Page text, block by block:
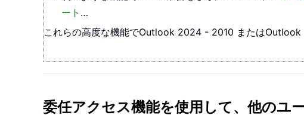
ート …
これらの高度な機能でOutlook 2024 - 2010 またはOutlook
委任アクセス機能を使用して、他のユ